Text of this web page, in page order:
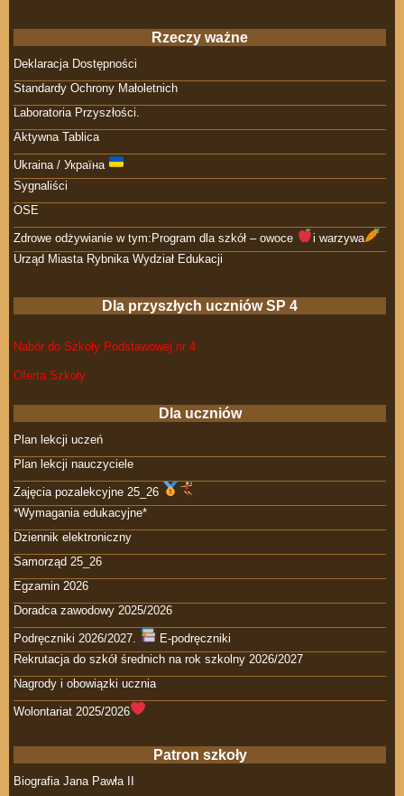
Rzeczy ważne
Deklaracja Dostępności
Standardy Ochrony Małoletnich
Laboratoria Przyszłości.
Aktywna Tablica
Ukraina / Україна
Sygnaliści
OSE
Zdrowe odżywianie w tym:Program dla szkół – owoce
i warzywa
Urząd Miasta Rybnika Wydział Edukacji
Dla przyszłych uczniów SP 4
Nabór do Szkoły Podstawowej nr 4
Oferta Szkoły
Dla uczniów
Plan lekcji uczeń
Plan lekcji nauczyciele
Zajęcia pozalekcyjne 25_26
*Wymagania edukacyjne*
Dziennik elektroniczny
Samorząd 25_26
Egzamin 2026
Doradca zawodowy 2025/2026
Podręczniki 2026/2027.
E-podręczniki
Rekrutacja do szkół średnich na rok szkolny 2026/2027
Nagrody i obowiązki ucznia
Wolontariat 2025/2026
Patron szkoły
Biografia Jana Pawła II